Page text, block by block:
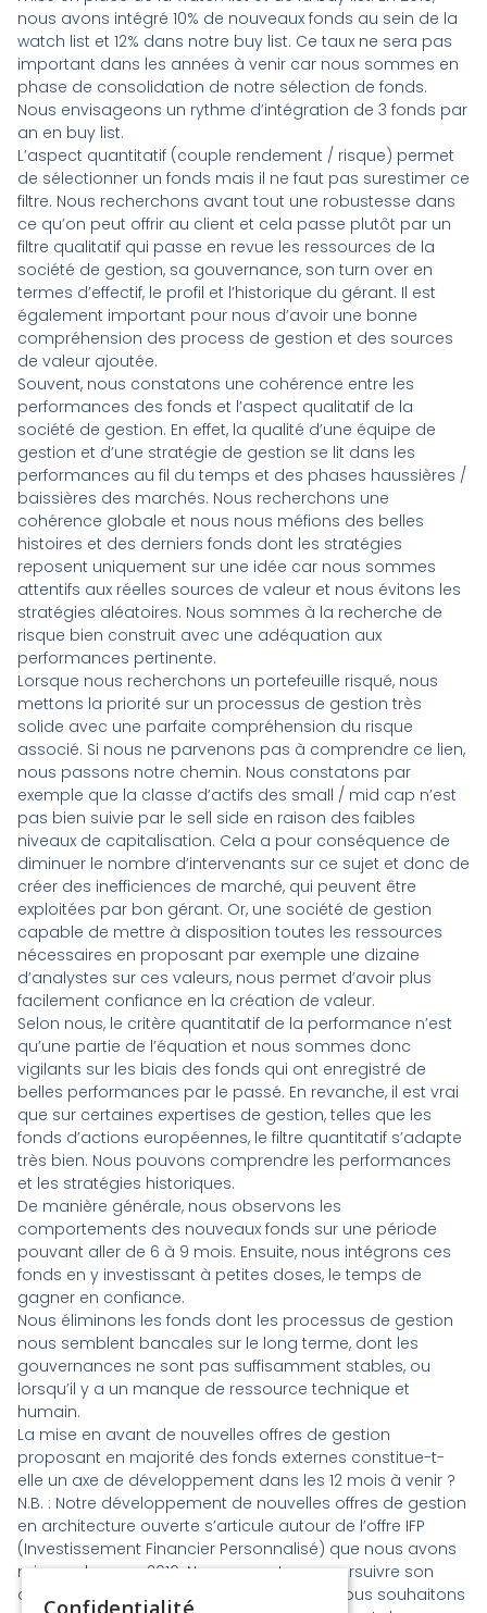
nous avons intégré 10% de nouveaux fonds au sein de la
watch list et 12% dans notre buy list. Ce taux ne sera pas
important dans les années à venir car nous sommes en
phase de consolidation de notre sélection de fonds.
Nous envisageons un rythme d’intégration de 3 fonds par
an en buy list.
L’aspect quantitatif (couple rendement / risque) permet
de sélectionner un fonds mais il ne faut pas surestimer ce
filtre. Nous recherchons avant tout une robustesse dans
ce qu’on peut offrir au client et cela passe plutôt par un
filtre qualitatif qui passe en revue les ressources de la
société de gestion, sa gouvernance, son turn over en
termes d’effectif, le profil et l’historique du gérant. Il est
également important pour nous d’avoir une bonne
compréhension des process de gestion et des sources
de valeur ajoutée.
Souvent, nous constatons une cohérence entre les
performances des fonds et l’aspect qualitatif de la
société de gestion. En effet, la qualité d’une équipe de
gestion et d’une stratégie de gestion se lit dans les
performances au fil du temps et des phases haussières /
baissières des marchés. Nous recherchons une
cohérence globale et nous nous méfions des belles
histoires et des derniers fonds dont les stratégies
reposent uniquement sur une idée car nous sommes
attentifs aux réelles sources de valeur et nous évitons les
stratégies aléatoires. Nous sommes à la recherche de
risque bien construit avec une adéquation aux
performances pertinente.
Lorsque nous recherchons un portefeuille risqué, nous
mettons la priorité sur un processus de gestion très
solide avec une parfaite compréhension du risque
associé. Si nous ne parvenons pas à comprendre ce lien,
nous passons notre chemin. Nous constatons par
exemple que la classe d’actifs des small / mid cap n’est
pas bien suivie par le sell side en raison des faibles
niveaux de capitalisation. Cela a pour conséquence de
diminuer le nombre d’intervenants sur ce sujet et donc de
créer des inefficiences de marché, qui peuvent être
exploitées par bon gérant. Or, une société de gestion
capable de mettre à disposition toutes les ressources
nécessaires en proposant par exemple une dizaine
d’analystes sur ces valeurs, nous permet d’avoir plus
facilement confiance en la création de valeur.
Selon nous, le critère quantitatif de la performance n’est
qu’une partie de l’équation et nous sommes donc
vigilants sur les biais des fonds qui ont enregistré de
belles performances par le passé. En revanche, il est vrai
que sur certaines expertises de gestion, telles que les
fonds d’actions européennes, le filtre quantitatif s’adapte
très bien. Nous pouvons comprendre les performances
et les stratégies historiques.
De manière générale, nous observons les
comportements des nouveaux fonds sur une période
pouvant aller de 6 à 9 mois. Ensuite, nous intégrons ces
fonds en y investissant à petites doses, le temps de
gagner en confiance.
Nous éliminons les fonds dont les processus de gestion
nous semblent bancales sur le long terme, dont les
gouvernances ne sont pas suffisamment stables, ou
lorsqu’il y a un manque de ressource technique et
humain.
La mise en avant de nouvelles offres de gestion
proposant en majorité des fonds externes constitue-t-
elle un axe de développement dans les 12 mois à venir ?
N.B. : Notre développement de nouvelles offres de gestion
en architecture ouverte s’articule autour de l’offre IFP
(Investissement Financier Personnalisé) que nous avons
mis en place en 2016. Nous comptons poursuivre son
développement en termes d’encours et nous souhaitons
Confidentialité